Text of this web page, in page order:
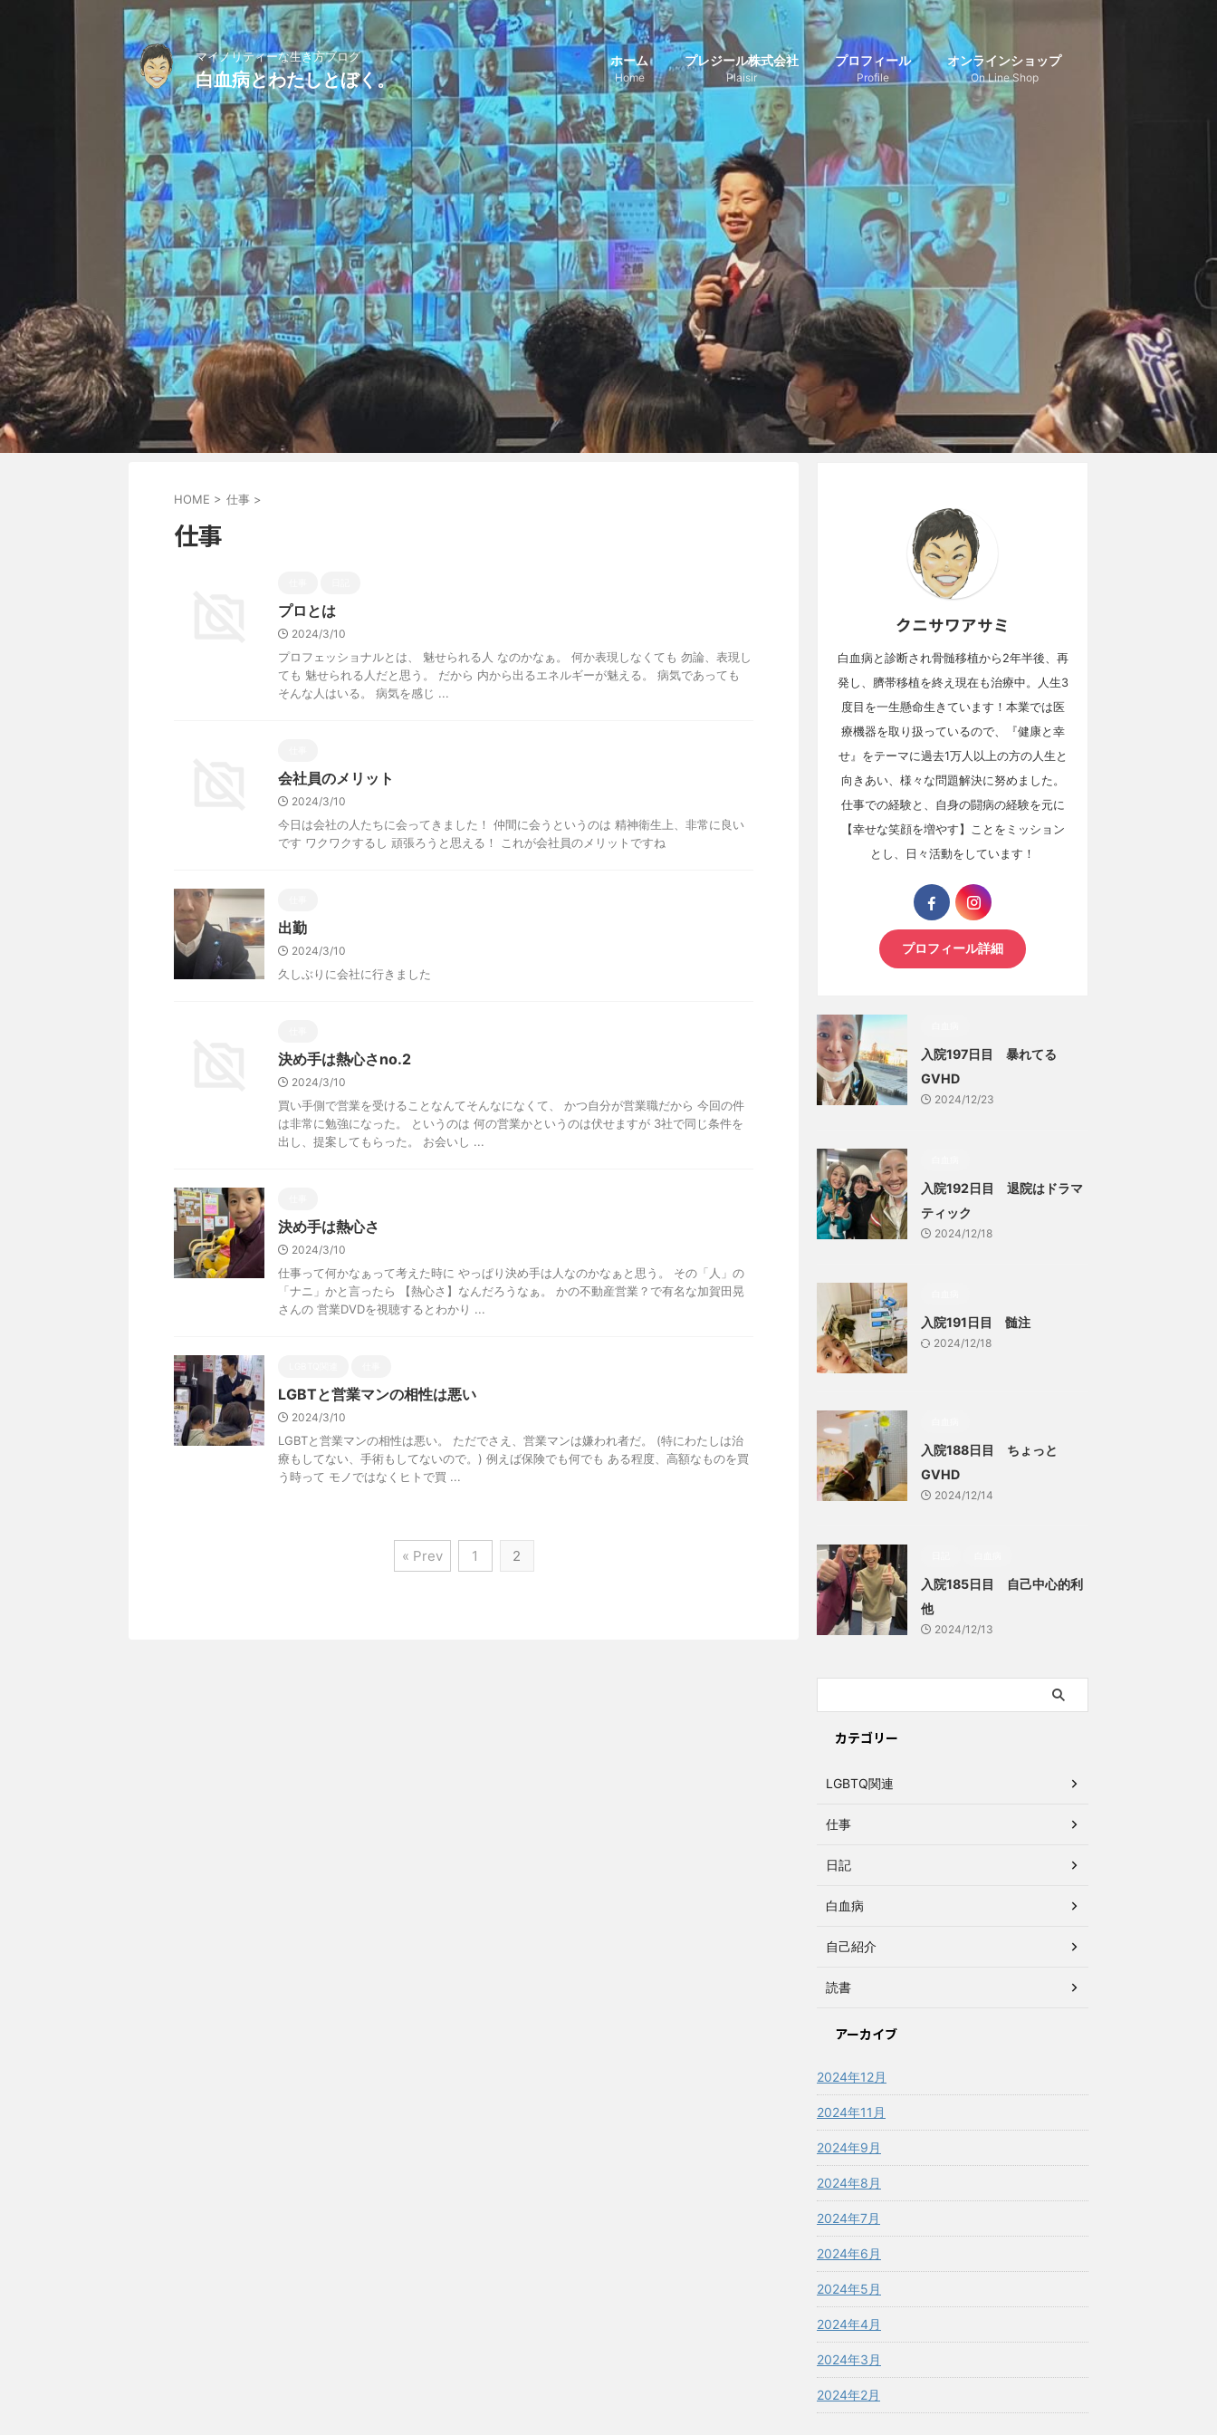
マイノリティーな生き方ブログ
白血病とわたしとぼく。
ホーム
Home
プレジール株式会社
Plaisir
プロフィール
Profile
オンラインショップ
On Line Shop
HOME > 仕事 >
仕事
プロとは
2024/3/10
プロフェッショナルとは、 魅せられる人 なのかなぁ。 何か表現しなくても 勿論、表現し
ても 魅せられる人だと思う。 だから 内から出るエネルギーが魅える。 病気であっても
そんな人はいる。 病気を感じ ...
会社員のメリット
2024/3/10
今日は会社の人たちに会ってきました！ 仲間に会うというのは 精神衛生上、非常に良い
です ワクワクするし 頑張ろうと思える！ これが会社員のメリットですね
出勤
2024/3/10
久しぶりに会社に行きました
決め手は熱心さno.2
2024/3/10
買い手側で営業を受けることなんてそんなになくて、 かつ自分が営業職だから 今回の件
は非常に勉強になった。 というのは 何の営業かというのは伏せますが 3社で同じ条件を
出し、提案してもらった。 お会いし ...
決め手は熱心さ
2024/3/10
仕事って何かなぁって考えた時に やっぱり決め手は人なのかなぁと思う。 その「人」の
「ナニ」かと言ったら 【熱心さ】なんだろうなぁ。 かの不動産営業？で有名な加賀田晃
さんの 営業DVDを視聴するとわかり ...
LGBTと営業マンの相性は悪い
2024/3/10
LGBTと営業マンの相性は悪い。 ただでさえ、営業マンは嫌われ者だ。 (特にわたしは治
療もしてない、手術もしてないので。) 例えば保険でも何でも ある程度、高額なものを買
う時って モノではなくヒトで買 ...
« Prev 1 2
クニサワアサミ
白血病と診断され骨髄移植から2年半後、再
発し、臍帯移植を終え現在も治療中。人生3
度目を一生懸命生きています！本業では医
療機器を取り扱っているので、『健康と幸
せ』をテーマに過去1万人以上の方の人生と
向きあい、様々な問題解決に努めました。
仕事での経験と、自身の闘病の経験を元に
【幸せな笑顔を増やす】ことをミッション
とし、日々活動をしています！
プロフィール詳細
入院197日目 暴れてる
GVHD
2024/12/23
入院192日目 退院はドラマ
ティック
2024/12/18
入院191日目 髄注
2024/12/18
入院188日目 ちょっと
GVHD
2024/12/14
入院185日目 自己中心的利
他
2024/12/13
カテゴリー
LGBTQ関連
仕事
日記
白血病
自己紹介
読書
アーカイブ
2024年12月
2024年11月
2024年9月
2024年8月
2024年7月
2024年6月
2024年5月
2024年4月
2024年3月
2024年2月